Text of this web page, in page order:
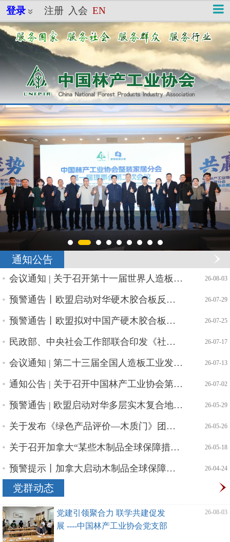
登录 注册 入会 EN
通知公告
会议通知 | 关于召开第十一届世界人造板大会的通知 （第一轮） | 26-08-03
预警通告丨欧盟启动对华硬木胶合板反规避调查 | 26-07-29
预警通告丨欧盟拟对中国产硬木胶合板实施反规避调查 | 26-07-25
民政部、中央社会工作部联合印发《社会组织评比表彰活动管理办法》 | 26-07-17
会议通知 | 第二十三届全国人造板工业发展研讨会邀请函 | 26-07-13
通知公告 | 关于召开中国林产工业协会第六届四次理事会的通知 | 26-07-02
预警通告 | 欧盟启动对华多层实木复合地板反吸收调查 | 26-05-29
关于发布《绿色产品评价—木质门》团体标准废止的公告 | 26-05-26
关于召开加拿大“某些木制品全球保障措施调查”应对协调会的通知 | 26-05-18
预警提示丨加拿大启动木制品全球保障措施调查，涉及橱柜、地板、家具 | 26-04-24
党群动态
党建引领聚合力 联学共建促发
展 ----中国林产工业协会党支部
| 26-08-03